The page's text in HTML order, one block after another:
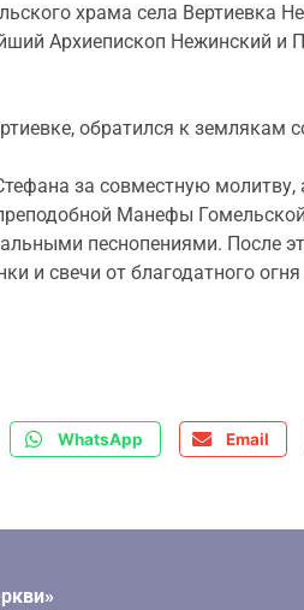
храма села Вертиевка
Архиепископ Нежинский и
обратился к землякам
за совместную молитву,
Манефы
песнопениями. После
и свечи от благодатного
WhatsApp Email